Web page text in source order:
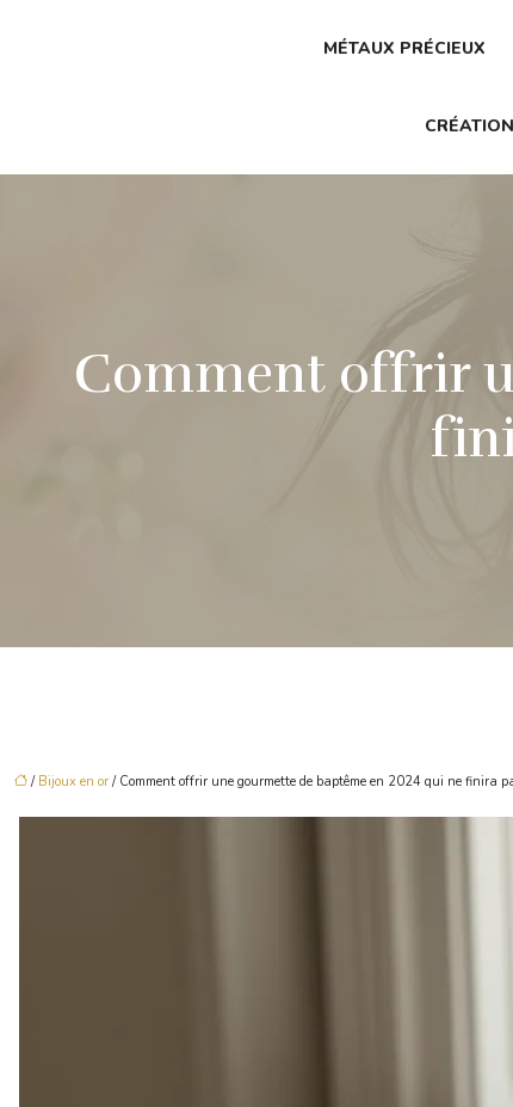
MÉTAUX PRÉCIEUX
Comment offrir
/ Bijoux en or / Comment offrir une gourmette de baptême en 2024 qui ne finira